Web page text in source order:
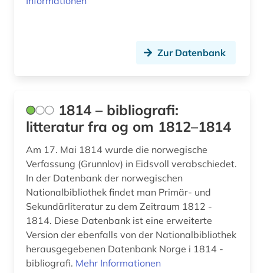
augsburg (1)
augustinus (1)
auktionshaus (1)
aurelius (1)
ausbildung (2)
auschwitz-prozess (3)
ausgrabung (2)
Zur Datenbank
1814 – bibliografi:
litteratur fra og om 1812–1814
Am 17. Mai 1814 wurde die norwegische
Verfassung (Grunnlov) in Eidsvoll verabschiedet.
In der Datenbank der norwegischen
Nationalbibliothek findet man Primär- und
Sekundärliteratur zu dem Zeitraum 1812 -
1814. Diese Datenbank ist eine erweiterte
Version der ebenfalls von der Nationalbibliothek
herausgegebenen Datenbank Norge i 1814 -
bibliografi. Mehr Informationen